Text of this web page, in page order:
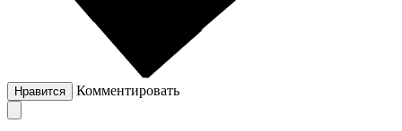
Нравится Комментировать